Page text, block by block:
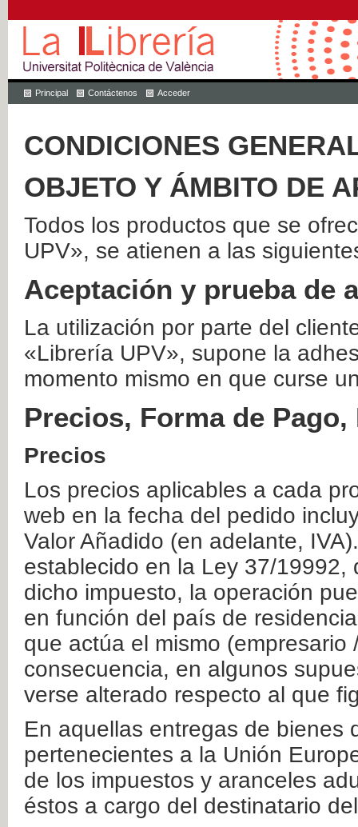
Principal Contáctenos Acceder
CONDICIONES
OBJETO Y ÁMBITO DE
Todos los productos que se
UPV», se atienen a las
Aceptación y prueba de
La utilización por parte del
«Librería UPV», supone la
momento mismo en que curse
Precios, Forma de
Precios
Los precios aplicables a cada
web en la fecha del pedido
Valor Añadido (en adelante,
establecido en la Ley 37/
dicho impuesto, la operación
en función del país de
que actúa el mismo
consecuencia, en algunos
verse alterado respecto al que
En aquellas entregas de bienes
pertenecientes a la Unión
de los impuestos y aranceles
éstos a cargo del destinatario